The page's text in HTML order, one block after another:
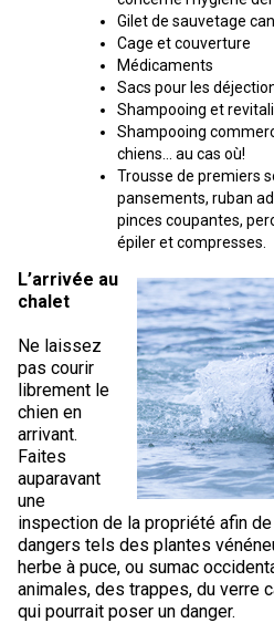
Berger anglais
Berger polonais de plaine
Berger portugais
Berger Shetland
Chien d’eau espagnol
Vallhund suédois
Corgi gallois (Cardigan)
Corgi gallois (Pembroke)
Chien Ibizan
Lévrier irlandais
Norrbottenspets
Elkhound norvégien
Petit basset griffon vendéen
Pharaoh Hound
Rhodesian ridgeback
Lévrier persan
Terrier tibétain
Xoloitzcuintli (moyen)
Xoloïtzcuintli (standard)
Setter irlandais
Épagneul cocker américain
Épagneul d’eau américain
Épagneul bleu de Picardie
Épagneul Clumber
Épagneul cocker anglais
Épagneul springer anglais
Épagneul des champs
Épagneul français
Terrier de Norwich
Terrier du révérend Russell
Terrier chasseur de rat
Terrier Russell
Terrier écossais
Terrier Sealyham
Terrier Skye
Terrier wheaten à poil doux
Bull terrier du Staffordshire
Caniche (nain)
Petit chien russe
Terrier à poil soyeux
Terrier de Manchester nain
Xoloitzcuintli (nain)
Terrier du Yorkshire
Grand bouvier suisse
Chien du Groenland
Hovawart
Chien d’ours de Carélie
Leonberger
Mastiff
Mâtin napolitain
Terre-Neuve
Top Dogs
Gilet de sauvetage
Cage et couverture
Médicaments
Sacs pour les
Shampooing et
Shampooing
chiens… au cas où!
Trousse de premiers
pansements, ruban
pinces coupantes,
épiler et compresses.
L’arrivée au
chalet
Ne laissez
pas courir
librement le
chien en
arrivant.
Faites
auparavant
une
inspection de la propriété afin
dangers tels des plantes
herbe à puce, ou sumac
animales, des trappes, du verre
qui pourrait poser un danger.